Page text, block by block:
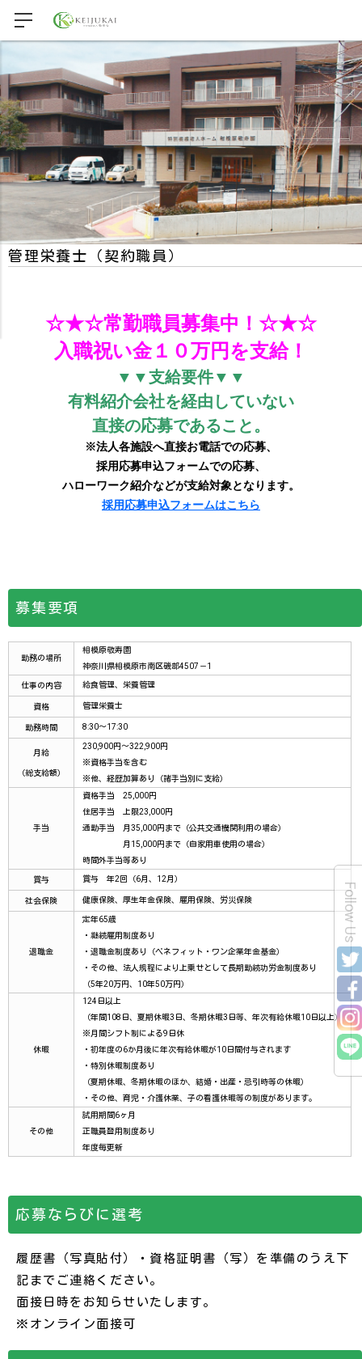
管理栄養士（契約職員）
募集要項
勤務の場所
相模原敬寿園
神奈川県相模原市南区磯部4507－1
仕事の内容 給食管理、栄養管理
資格 管理栄養士
勤務時間 8:30～17:30
月給
（総支給額）
230,900円～322,900円
※資格手当を含む
※他、経歴加算あり（諸手当別に支給）
手当
資格手当 25,000円
住居手当 上限23,000円
通勤手当 月35,000円まで（公共交通機関利用の場合）
月15,000円まで（自家用車使用の場合）
時間外手当等あり
賞与 賞与 年2回（6月、12月）
社会保険 健康保険、厚生年金保険、雇用保険、労災保険
退職金
定年65歳
・継続雇用制度あり
・退職金制度あり（ベネフィット・ワン企業年金基金）
・その他、法人規程により上乗せとして長期勤続功労金制度あり
（5年20万円、10年50万円）
休暇
124日以上
（年間108日、夏期休暇3日、冬期休暇3日等、年次有給休暇10日以上）
※月間シフト制による9日休
・初年度の6か月後に年次有給休暇が10日間付与されます
・特別休暇制度あり
（夏期休暇、冬期休暇のほか、結婚・出産・忌引時等の休暇）
・その他、育児・介護休業、子の看護休暇等の制度があります。
その他
試用期間6ヶ月
正職員登用制度あり
年度毎更新
応募ならびに選考
履歴書（写真貼付）・資格証明書（写）を準備のうえ下
記までご連絡ください。
面接日時をお知らせいたします。
※オンライン面接可
Follow Us